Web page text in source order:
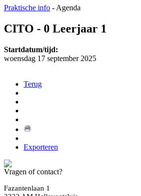
Praktische info - Agenda
CITO - 0 Leerjaar 1
Startdatum/tijd:
woensdag 17 september 2025
Terug
Exporteren
Vragen of contact?
Fazantenlaan 1